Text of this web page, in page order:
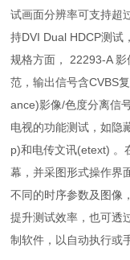
试画面分辨率可支持超
持DVI Dual HDCP测试
规格方面， 22293-A
范，输出信号含CVBS
ance)影像/色度分离信
电视的功能测试，如隐
p)和电传文讯(etext) 。
幕，并采图形式操作界
不同的时序参数及图像
提升测试效率，也可透
制软件，以自动执行或